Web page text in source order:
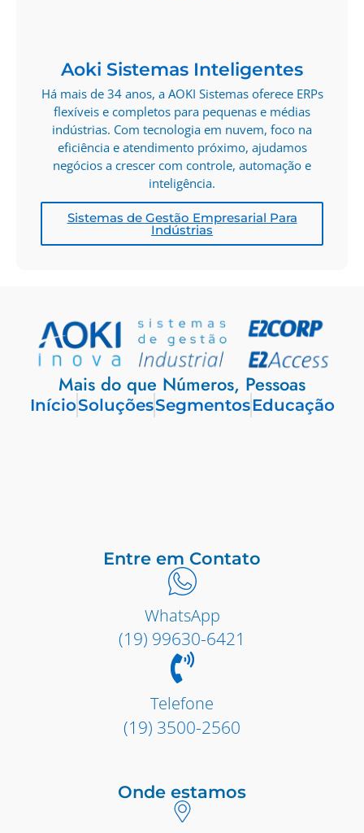
Aoki Sistemas Inteligentes
Há mais de 34 anos, a AOKI Sistemas oferece ERPs
flexíveis e completos para pequenas e médias
indústrias. Com tecnologia em nuvem, foco na
eficiência e atendimento próximo, ajudamos
negócios a crescer com controle, automação e
inteligência.
Sistemas de Gestão Empresarial Para
Indústrias
Mais do que Números, Pessoas
InícioSoluçõesSegmentosEducação
Entre em Contato
WhatsApp
(19) 99630-6421
Telefone
(19) 3500-2560
Onde estamos